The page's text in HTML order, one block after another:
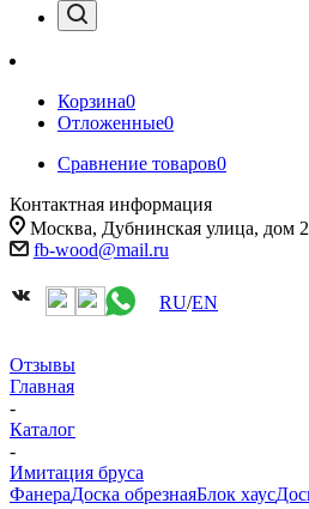
Корзина0
Отложенные0
Сравнение товаров0
Контактная информация
Москва, Дубнинская улица, дом
fb-wood@mail.ru
RU/EN
Отзывы
Главная
-
Каталог
-
Имитация бруса
ФанераДоска обрезнаяБлок хаус